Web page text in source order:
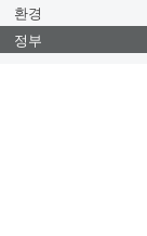
환경
정부